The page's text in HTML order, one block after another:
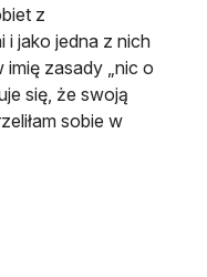
z
i jako jedna z nich
imię zasady „nic o
się, że swoją
sobie w